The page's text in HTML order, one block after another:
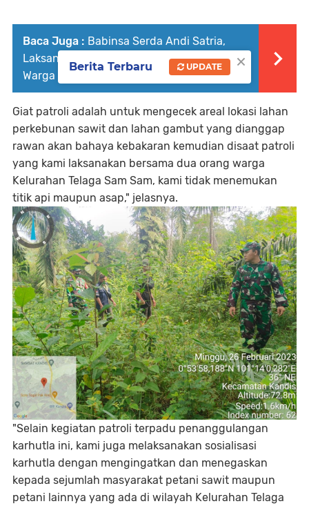
Baca Juga : Babinsa Serda Andi Satria,
Laksanakan Program Babinsa Masuk Dapur
Warga
Giat patroli adalah untuk mengecek areal lokasi lahan
perkebunan sawit dan lahan gambut yang dianggap
rawan akan bahaya kebakaran kemudian disaat patroli
yang kami laksanakan bersama dua orang warga
Kelurahan Telaga Sam Sam, kami tidak menemukan
titik api maupun asap," jelasnya.
"Selain kegiatan patroli terpadu penanggulangan
karhutla ini, kami juga melaksanakan sosialisasi
karhutla dengan mengingatkan dan menegaskan
kepada sejumlah masyarakat petani sawit maupun
petani lainnya yang ada di wilayah Kelurahan Telaga
×
Berita Terbaru UPDATE